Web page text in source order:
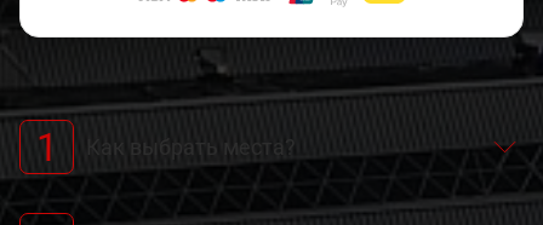
1 Как выбрать места?